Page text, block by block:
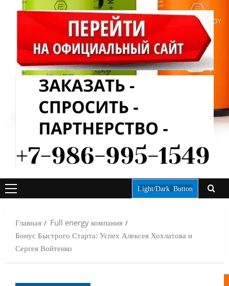
ОСНОВНОЕ
Light/Dark Button
Главная
Full energy компания
Бонус Быстрого Старта: Успех Алексея Хохлатова и
Сергея Войтенко